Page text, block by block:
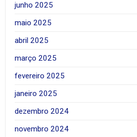
junho 2025
maio 2025
abril 2025
março 2025
fevereiro 2025
janeiro 2025
dezembro 2024
novembro 2024